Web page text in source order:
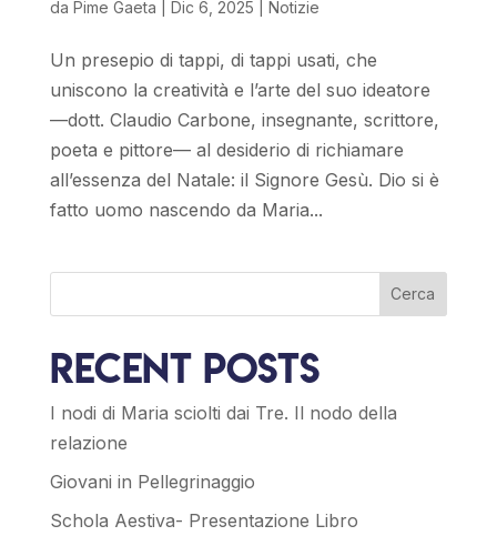
da Pime Gaeta Dic 6, 2025 Notizie
Un presepio di tappi, di tappi usati, che
uniscono la creatività e l’arte del suo ideatore
—dott. Claudio Carbone, insegnante, scrittore,
poeta e pittore— al desiderio di richiamare
all’essenza del Natale: il Signore Gesù. Dio si è
fatto uomo nascendo da Maria...
Cerca
Recent Posts
I nodi di Maria sciolti dai Tre. Il nodo della
relazione
Giovani in Pellegrinaggio
Schola Aestiva- Presentazione Libro